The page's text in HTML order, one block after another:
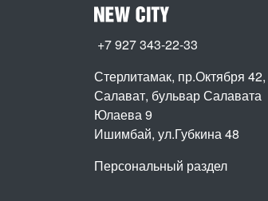
+7 927 343-22-33
Стерлитамак, пр.Октября 42,
Салават, бульвар Салавата
Юлаева 9
Ишимбай, ул.Губкина 48
Персональный раздел